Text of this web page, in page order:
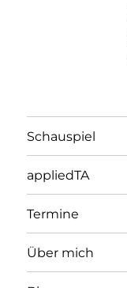
Schauspiel
appliedTA
Termine
Über mich